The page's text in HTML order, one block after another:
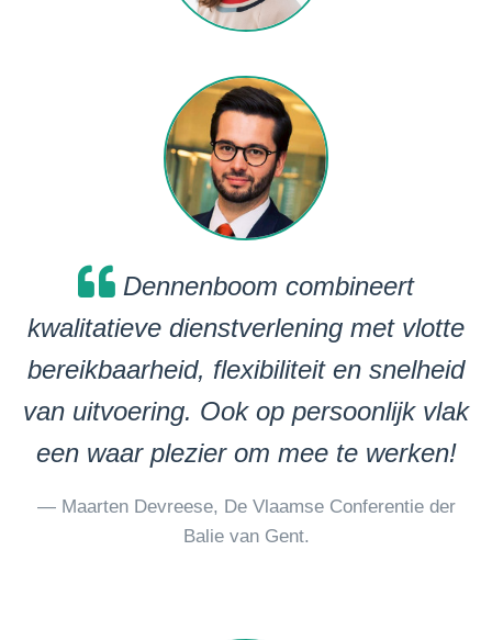
Dennenboom combineert
kwalitatieve dienstverlening met vlotte
bereikbaarheid, flexibiliteit en snelheid
van uitvoering. Ook op persoonlijk vlak
een waar plezier om mee te werken!
— Maarten Devreese, De Vlaamse Conferentie der
Balie van Gent.